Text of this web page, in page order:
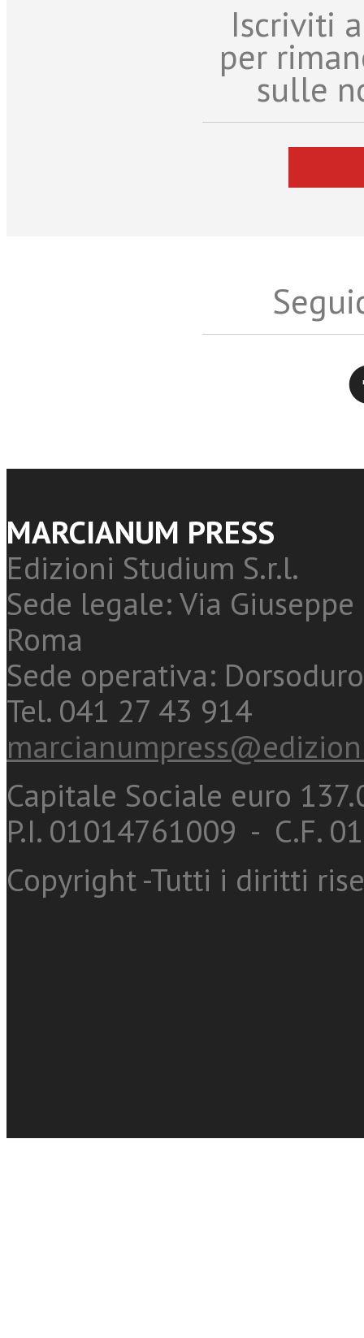
Iscriviti
per
sulle
MARCIANUM PRESS
Edizioni Studium S.r.l.
Sede legale: Via
Roma
Sede operativa:
Tel. 041 27 43 914
Capitale Sociale euro
P.I. 01014761009 - C.F.
Copyright -Tutti i diritti